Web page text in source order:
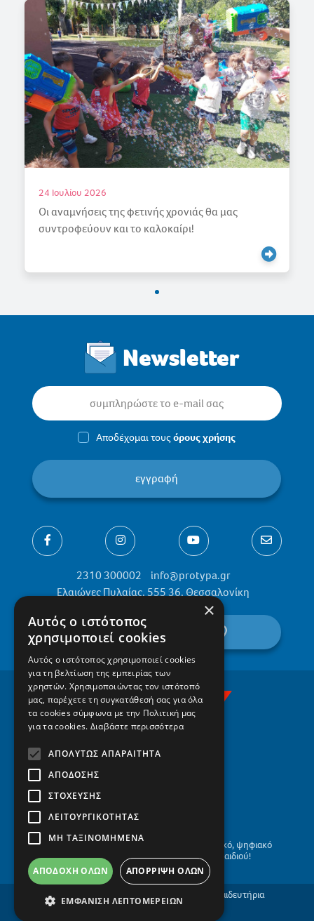
18 Ιουλίου 2026
Γιορτάζουμε την Άνοιξη
Newsletter
Αποδέχομαι τουςόρους χρήσης
εγγραφή
2310 300002
info@protypa.gr
Ελαιώνες Πυλαίας, 555 36, Θεσσαλονίκη
βρείτε μας στον χάρτη
Το οικογενειακό, αειφόρο, σύγχρονο, βιωματικό, ψηφιακό
σχολείο, με το βλέμμα στο μέλλον του παιδιού!
COPYRIGHT © 1971 - 2026 Πρότυπα Εκπαιδευτήρια
×
Αυτός ο ιστότοπος
χρησιμοποιεί cookies
Αυτός ο ιστότοπος χρησιμοποιεί cookies
για τη βελτίωση της εμπειρίας των
χρηστών. Χρησιμοποιώντας τον ιστότοπό
μας, παρέχετε τη συγκατάθεσή σας για όλα
τα cookies σύμφωνα με την Πολιτική μας
για τα cookies. Διαβάστε περισσότερα
ΑΠΟΛΎΤΩΣ ΑΠΑΡΑΊΤΗΤΑ
ΑΠΌΔΟΣΗΣ
ΣΤΌΧΕΥΣΗΣ
ΛΕΙΤΟΥΡΓΙΚΌΤΗΤΑΣ
ΜΗ ΤΑΞΙΝΟΜΗΜΈΝΑ
ΑΠΟΔΟΧΉ ΌΛΩΝ ΑΠΌΡΡΙΨΗ ΌΛΩΝ
ΕΜΦΆΝΙΣΗ ΛΕΠΤΟΜΕΡΕΙΏΝ